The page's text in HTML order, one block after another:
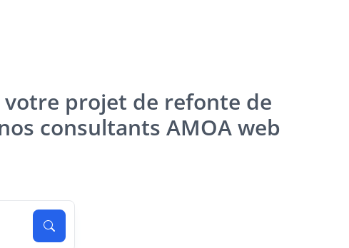
projet de refonte de
consultants AMOA web